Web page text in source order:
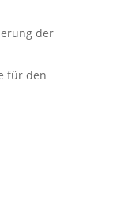
der
für den